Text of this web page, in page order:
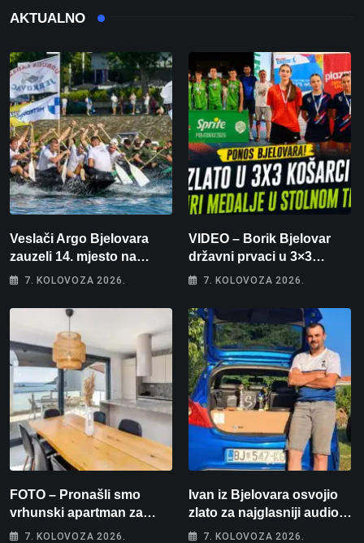
AKTUALNO
Veslači Argo Bjelovara
zauzeli 14. mjesto na
brzincu
7. KOLOVOZA 2026.
VIDEO – Borik Bjelovar
državni prvaci u 3×3
košarci, Klara Končar je
stolnom tenisu!
7. KOLOVOZA 2026.
FOTO – Pronašli smo
vrhunski apartman za
odmor: Pogled na more, tri
7. KOLOVOZA 2026.
Ivan iz Bjelovara osvojio
zlato za najglasniji audio
sustav i srušio osobni
7. KOLOVOZA 2026.